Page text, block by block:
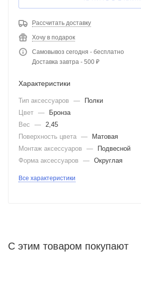
Рассчитать доставку
Хочу в подарок
Самовывоз сегодня - бесплатно
Доставка завтра - 500 ₽
Характеристики
Тип аксессуаров —
Полки
Цвет —
Бронза
Вес
— 2,45
Поверхность цвета —
Матовая
Монтаж аксессуаров
—
Подвесной
Форма аксессуаров
— Округлая
Все характеристики
С этим товаром покупают